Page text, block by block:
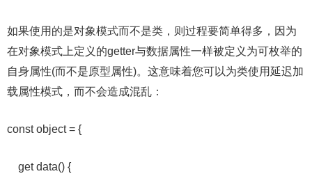
如果使用的是对象模式而不是类，则过程要简单得多，因为
在对象模式上定义的getter与数据属性一样被定义为可枚举的
自身属性(而不是原型属性)。这意味着您可以为类使用延迟加
载属性模式，而不会造成混乱：
const object = {
get data() {